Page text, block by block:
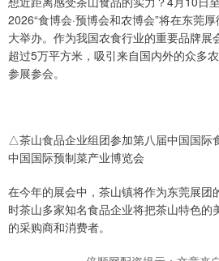
2026“食博会·预博会和农博会”将在东莞
大举办。作为我国农食行业的重要品牌展
超过5万平方米，吸引来自国内外的众多
参展参会。
△茶山食品企业组团参加第八届中国国际
中国国际预制菜产业博览会
在今年的展会中，茶山镇将作为东莞展团
时茶山多家知名食品企业将把茶山特色的
的采购商和消费者。